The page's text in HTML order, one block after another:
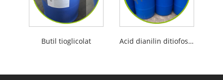
Butil tioglicolat Acid dianilin ditiofosforic